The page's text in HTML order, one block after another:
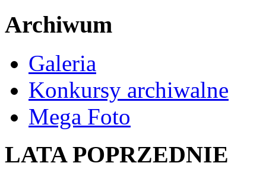
Archiwum
Galeria
Konkursy archiwalne
Mega Foto
LATA POPRZEDNIE